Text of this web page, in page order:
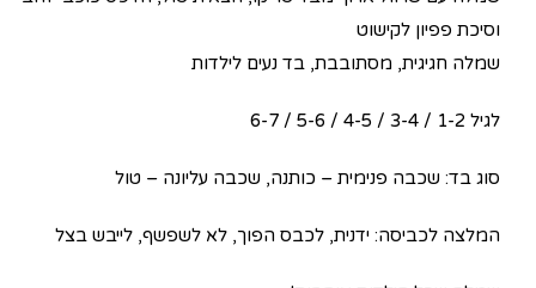
וסיכת פפיון לקישוט
שמלה חגיגית, מסתובבת, בד נעים לילדות
לגיל 1-2 / 3-4 / 4-5 / 5-6 / 6-7
סוג בד: שכבה פנימית – כותנה, שכבה עליונה – טול
המלצה לכביסה: ידנית, לכבס הפוך, לא לשפשף, לייבש בצל